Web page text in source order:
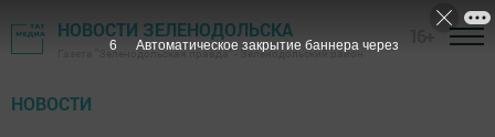
НОВОСТИ ЗЕЛЕНОДОЛЬСКА
Газета "Зеленодольская правда" - Зеленодольский район
НОВОСТИ
5 Автоматическое закрытие баннера через